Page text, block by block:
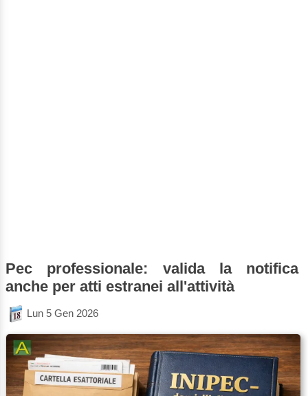
Pec professionale: valida la notifica
anche per atti estranei all'attività
Lun 5 Gen 2026